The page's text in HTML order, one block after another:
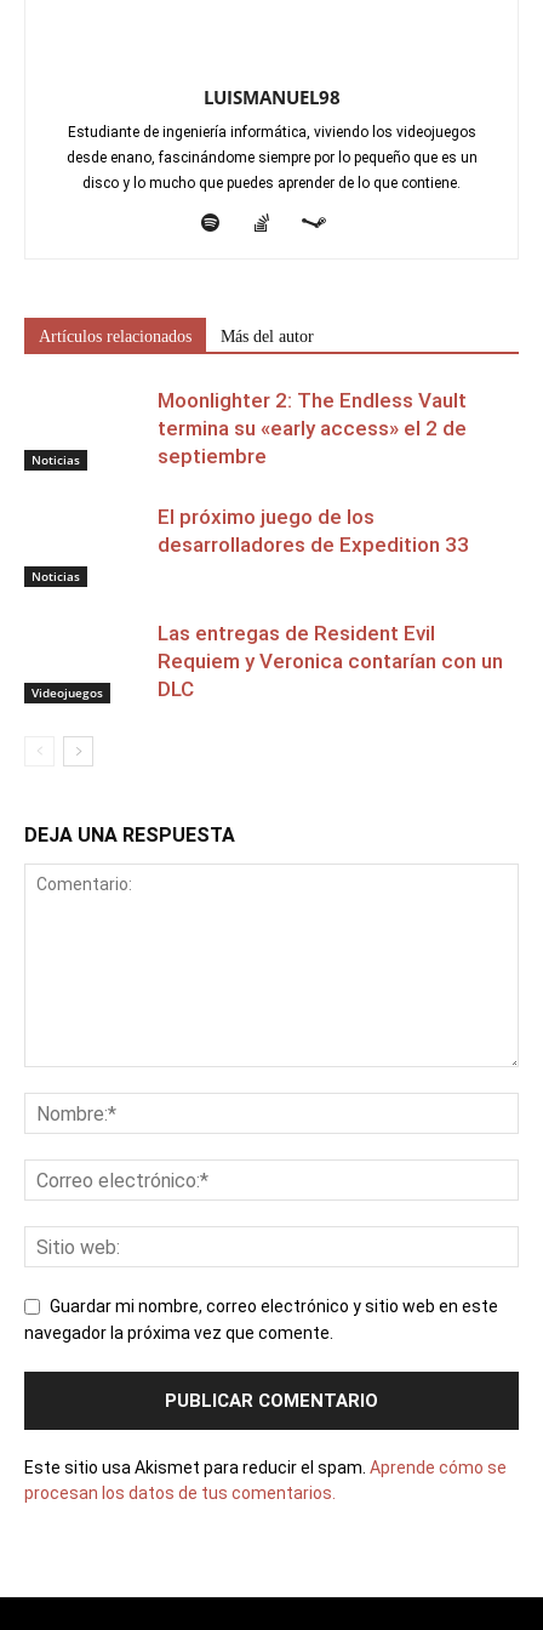
LUISMANUEL98
Estudiante de ingeniería informática, viviendo los videojuegos
desde enano, fascinándome siempre por lo pequeño que es un
disco y lo mucho que puedes aprender de lo que contiene.
Artículos relacionados Más del autor
Noticias
Moonlighter 2: The Endless Vault
termina su «early access» el 2 de
septiembre
Noticias
El próximo juego de los
desarrolladores de Expedition 33
Videojuegos
Las entregas de Resident Evil
Requiem y Veronica contarían con un
DLC
DEJA UNA RESPUESTA
Guardar mi nombre, correo electrónico y sitio web en este
navegador la próxima vez que comente.
Este sitio usa Akismet para reducir el spam. Aprende cómo se
procesan los datos de tus comentarios.